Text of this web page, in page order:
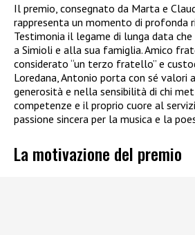
Il premio, consegnato da Marta e
rappresenta un momento di profonda
Testimonia il legame di lunga data
a Simioli e alla sua famiglia. Amico
considerato “un terzo fratello” e
Loredana, Antonio porta con sé valori
generosità e nella sensibilità di chi
competenze e il proprio cuore al
passione sincera per la musica e la
La motivazione del premio